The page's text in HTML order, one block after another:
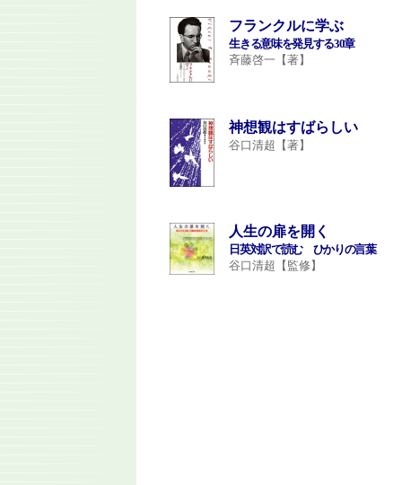
フランクルに学ぶ
生きる意味を発見する30章
斉藤啓一【著】
神想観はすばらしい
谷口清超【著】
人生の扉を開く
日英対訳で読む ひかりの言葉
谷口清超【監修】